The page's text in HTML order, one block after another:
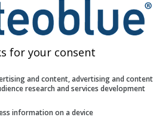
chaud pour la saison
for your consent
and content, advertising and content
research and services development
information on a device